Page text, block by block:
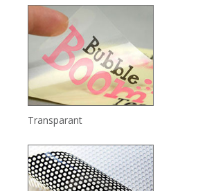
Transparant